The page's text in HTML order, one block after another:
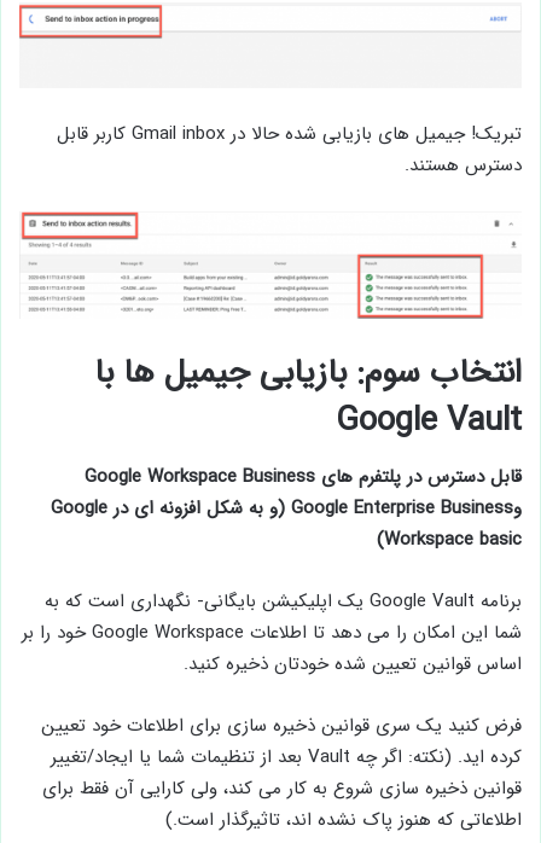
تبریک! جیمیل های بازیابی شده حالا در Gmail inbox کاربر قابل
دسترس هستند.
انتخاب سوم: بازیابی جیمیل ها با
Google Vault
قابل دسترس در پلتفرم های Google Workspace Business
وGoogle Enterprise Business (و به شکل افزونه ای در Google
Workspace basic)
برنامه Google Vault یک اپلیکیشن بایگانی- نگهداری است که به
شما این امکان را می دهد تا اطلاعات Google Workspace خود را بر
اساس قوانین تعیین شده خودتان ذخیره کنید.
فرض کنید یک سری قوانین ذخیره سازی برای اطلاعات خود تعیین
کرده اید. (نکته: اگر چه Vault بعد از تنظیمات شما یا ایجاد/تغییر
قوانین ذخیره سازی شروع به کار می کند، ولی کارایی آن فقط برای
اطلاعاتی که هنوز پاک نشده اند، تاثیرگذار است.)